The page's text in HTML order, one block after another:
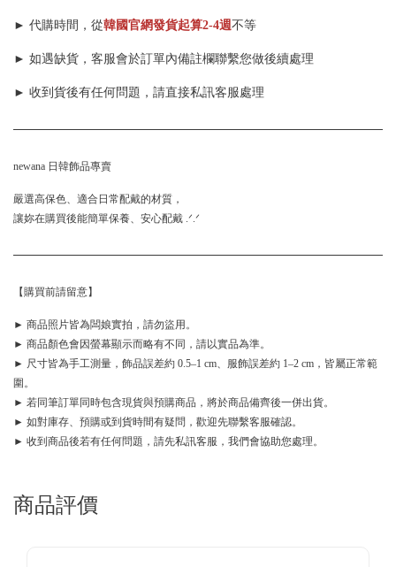
► 代購時間，從韓國官網發貨起算2-4週不等
► 如遇缺貨，客服會於訂單內備註欄聯繫您做後續處理
► 收到貨後有任何問題，請直接私訊客服處理
newana 日韓飾品專賣
嚴選高保色、適合日常配戴的材質，
讓妳在購買後能簡單保養、安心配戴 .ᐟ.ᐟ
【購買前請留意】
► 商品照片皆為闆娘實拍，請勿盜用。
► 商品顏色會因螢幕顯示而略有不同，請以實品為準。
► 尺寸皆為手工測量，飾品誤差約 0.5–1 cm、服飾誤差約 1–2 cm，皆屬正常範
圍。
► 若同筆訂單同時包含現貨與預購商品，將於商品備齊後一併出貨。
► 如對庫存、預購或到貨時間有疑問，歡迎先聯繫客服確認。
► 收到商品後若有任何問題，請先私訊客服，我們會協助您處理。
商品評價